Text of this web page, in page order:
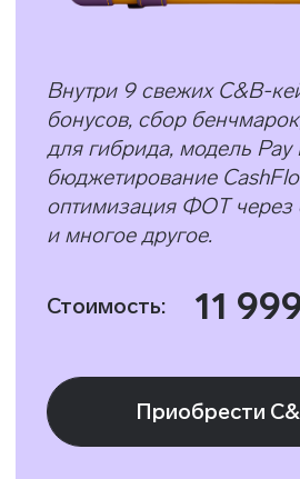
Внутри 14 кейсов: рекрутинг, C&B,
работа с конфликтами, оценка, грейды
и многое другое.
13 999 ₽